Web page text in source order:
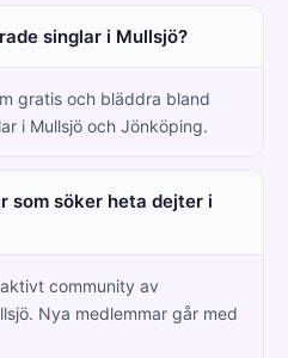
singlar i Mullsjö?
gratis och bläddra bland
i Mullsjö och Jönköping.
som söker heta dejter i
community av
Nya medlemmar går med